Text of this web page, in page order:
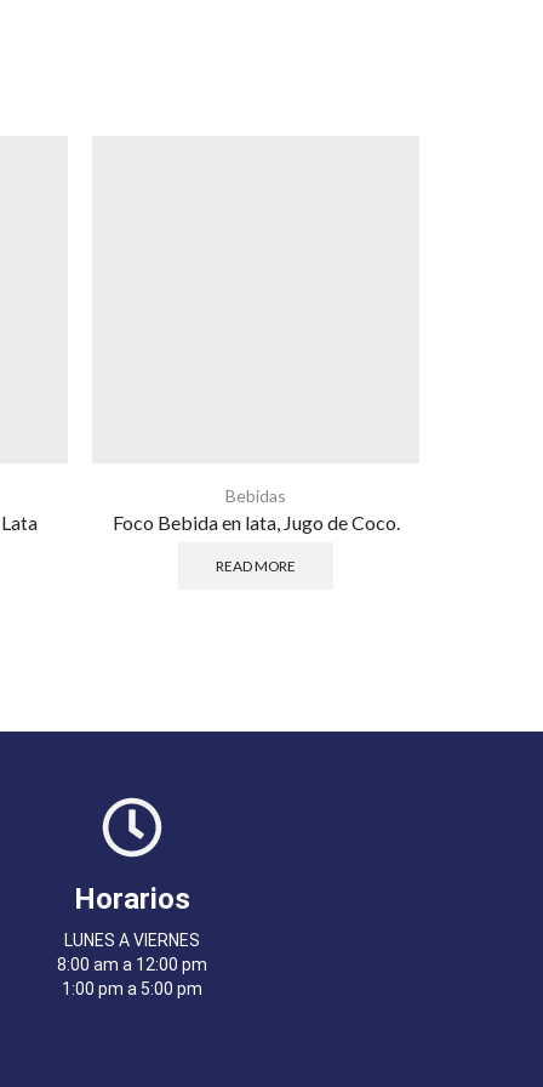
Bebidas
Foco Bebida en lata, Jugo de Coco.
READ MORE
Horarios
LUNES A VIERNES
8:00 am a 12:00 pm
1:00 pm a 5:00 pm